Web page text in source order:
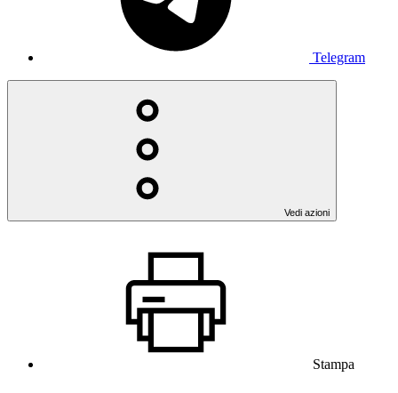
Telegram
Vedi azioni
Stampa